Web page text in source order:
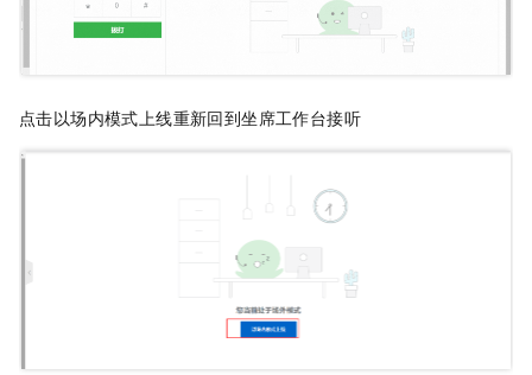
点击以场内模式上线重新回到坐席工作台接听